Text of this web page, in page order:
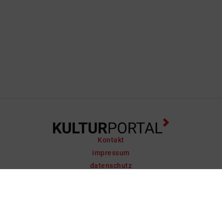
Kontakt
impressum
datenschutz